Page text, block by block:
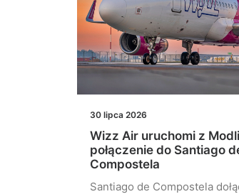
30 lipca 2026
Wizz Air uruchomi z
połączenie do Santiago
Compostela
Santiago de Compostela